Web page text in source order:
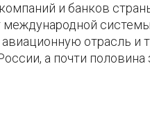
и банков
авиационную отрасль
а почти